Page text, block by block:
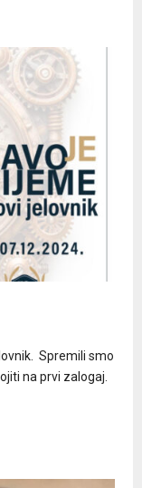
Spremili smo
na prvi zalogaj.